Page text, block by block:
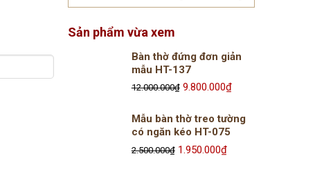
Sản phẩm vừa xem
Bàn thờ đứng đơn giản
mẫu HT-137
12.000.000₫ Giá
là:
12.000.000₫.
9.800.000₫Giá
tại
Mẫu bàn thờ treo tường
có ngăn kéo HT-075
2.500.000₫ Giá
1.950.000₫Giá